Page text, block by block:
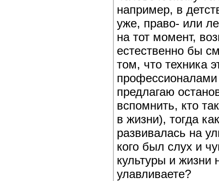
например, в
уже, право- или
на тот момент,
естественно бы
том, что техника
предлагаю
вспомнить, кто
в жизни), тогда
развивалась на
кого был слух и
культуры и жизни
улавливаете?